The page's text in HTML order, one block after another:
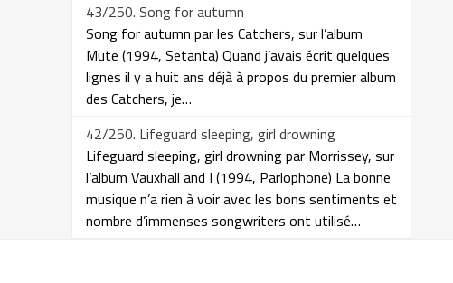
43/250. Song for autumn
Song for autumn par les Catchers, sur l’album
Mute (1994, Setanta) Quand j’avais écrit quelques
lignes il y a huit ans déjà à propos du premier album
des Catchers, je…
42/250. Lifeguard sleeping, girl drowning
Lifeguard sleeping, girl drowning par Morrissey, sur
l’album Vauxhall and I (1994, Parlophone) La bonne
musique n’a rien à voir avec les bons sentiments et
nombre d’immenses songwriters ont utilisé…